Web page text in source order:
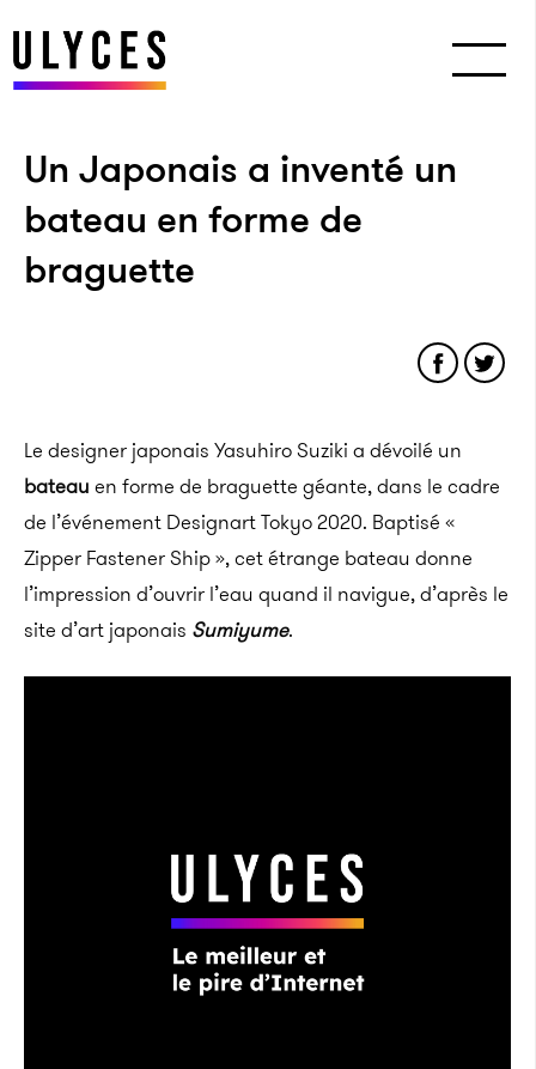
Un Japonais a inventé un
bateau en forme de
braguette
Le designer japonais Yasuhiro Suziki a dévoilé un
bateau en forme de braguette géante, dans le cadre
de l’événement Designart Tokyo 2020. Baptisé «
Zipper Fastener Ship », cet étrange bateau donne
l’impression d’ouvrir l’eau quand il navigue, d’après le
site d’art japonais Sumiyume.